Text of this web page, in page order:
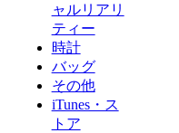
ャルリアリ
ティー
時計
バッグ
その他
iTunes・ス
トア